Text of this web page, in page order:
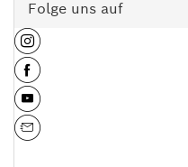
Folge uns auf